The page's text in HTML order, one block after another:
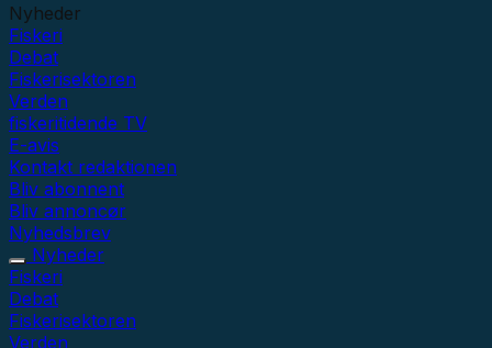
Nyheder
Fiskeri
Debat
Fiskerisektoren
Verden
fiskeritidende TV
E-avis
Kontakt redaktionen
Bliv abonnent
Bliv annoncør
Nyhedsbrev
Nyheder
Fiskeri
Debat
Fiskerisektoren
Verden